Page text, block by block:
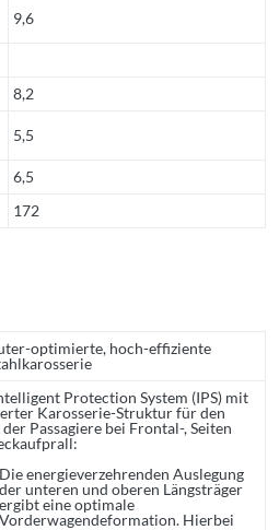
9,6
8,2
5,5
6,5
172
optimierte, hoch-effiziente
Protection System (IPS) mit
Karosserie-Struktur für den
der Passagiere bei Frontal-, Seiten
Die energieverzehrenden Auslegung
der unteren und oberen Längsträger
ergibt eine optimale
Vorderwagendeformation. Hierbei